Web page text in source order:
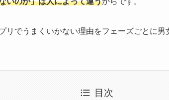
リでうまくいかない理由をフェーズごとに男
目次